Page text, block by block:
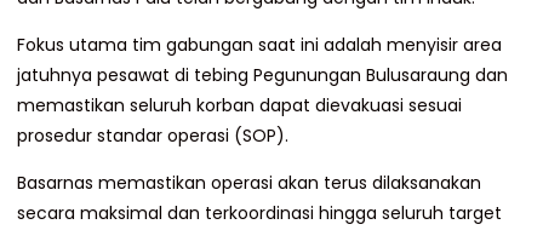
Fokus utama tim gabungan saat ini adalah menyisir area
jatuhnya pesawat di tebing Pegunungan Bulusaraung dan
memastikan seluruh korban dapat dievakuasi sesuai
prosedur standar operasi (SOP).
Basarnas memastikan operasi akan terus dilaksanakan
secara maksimal dan terkoordinasi hingga seluruh target